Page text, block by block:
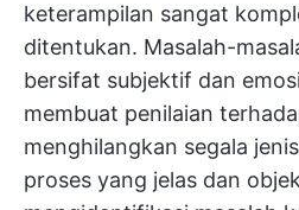
keterampilan sangat
ditentukan. Masalah-
bersifat subjektif dan
membuat penilaian
menghilangkan segala
proses yang jelas dan